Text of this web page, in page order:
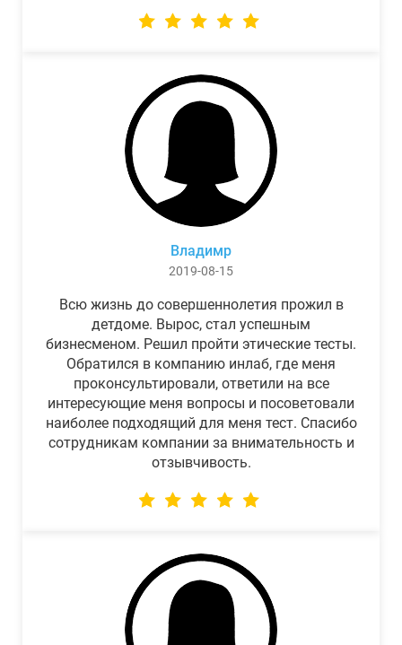
Владимр
2019-08-15
Всю жизнь до совершеннолетия прожил в
детдоме. Вырос, стал успешным
бизнесменом. Решил пройти этические тесты.
Обратился в компанию инлаб, где меня
проконсультировали, ответили на все
интересующие меня вопросы и посоветовали
наиболее подходящий для меня тест. Спасибо
сотрудникам компании за внимательность и
отзывчивость.